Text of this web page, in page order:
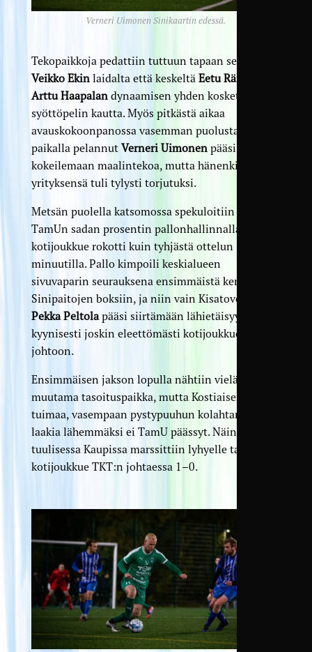
Verneri Uimonen Sinikaartin edessä.
Tekopaikkoja pedattiin tuttuun tapaan sekä
Veikko Ekin laidalta että keskeltä Eetu Räisäsen
Arttu Haapalan dynaamisen yhden kosketuksen
syöttöpelin kautta. Myös pitkästä aikaa
avauskokoonpanossa vasemman puolustajan
paikalla pelannut Verneri Uimonen pääsi
kokeilemaan maalintekoa, mutta hänenkin
yrityksensä tuli tylysti torjutuksi.
Metsän puolella katsomossa spekuloitiin jo
TamUn sadan prosentin pallonhallinnalla, kun
kotijoukkue rokotti kuin tyhjästä ottelun 37.
minuutilla. Pallo kimpoili keskialueen
sivuvaparin seurauksena ensimmäistä kertaa
Sinipaitojen boksiin, ja niin vain Kisatovereiden
Pekka Peltolapääsi siirtämään lähietäisyydeltä
kyynisesti joskin eleettömästi kotijoukkueen
johtoon.
Ensimmäisen jakson lopulla nähtiin vielä
muutama tasoituspaikka, mutta Kostiaisen
tuimaa, vasempaan pystypuuhun kolahtanutta
laakia lähemmäksi ei TamU päässyt. Näin
tuulisessa Kaupissa marssittiin lyhyelle tauolle
kotijoukkue TKT:n johtaessa 1–0.